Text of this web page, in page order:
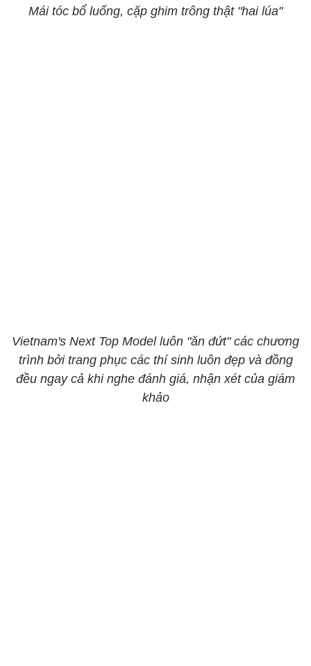
Mái tóc bổ luống, cặp ghim trông thật "hai lúa"
Vietnam's Next Top Model luôn "ăn đứt" các chương
trình bởi trang phục các thí sinh luôn đẹp và đồng
đều ngay cả khi nghe đánh giá, nhận xét của giám
khảo